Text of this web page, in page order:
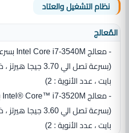
نظام التشغيل والعتاد
المٌعالج
بايت ، عدد الأنوية : 2)
بايت ، عدد الأنوية : 2)